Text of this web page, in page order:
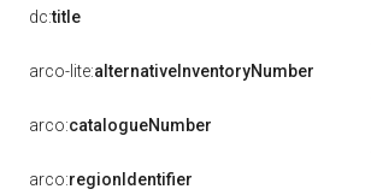
dc:title
arco-lite:alternativeInventoryNumber
arco:catalogueNumber
arco:regionIdentifier